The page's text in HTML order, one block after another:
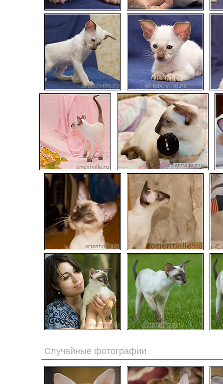
Случайные фотографии